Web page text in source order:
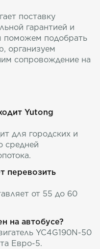
поставку
гарантией и
поможем подобрать
организуем
сопровождение на
Yutong
для городских и
средней
перевозить
от 55 до 60
на автобусе?
YC4G190N-50
Евро-5.